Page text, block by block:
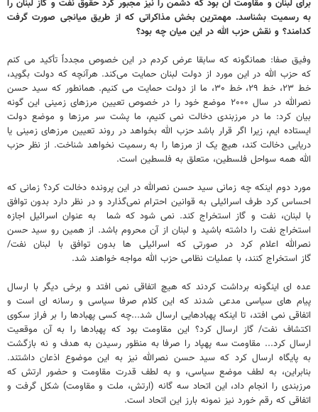
برای لبنان و مقاومت آن بود که دشمن را نیز مجبور کرد حقوق نفت و گاز لبنان را
به رسمیت بشناسد. مهمترین بخش مذاکراتی که از طریق میانجی صورت گرفت
کدامند؟ و نقش حزب الله در این میان چه بود؟
وفیق صفا: همانگونه که سابقا عرض کردم در این خصوص مجدداً تأکید می کنم
که حزب الله در این مورد از دولت لبنان حمایت می‌کند. هرآنچه که دولت بگوید،
خط ۲۳، خط ۲۹، خط ۳۰، ما از دولت حمایت می کنیم. همانطور که سید حسن
نصرالله در سال ۲۰۰۰ موضع خود را در خصوص تعیین مرزهای زمینی این گونه
بیان کرد: ما در مرزبندی دخالت نمی کنیم، ما پشت سر مرزها و موضع دولت
ایستاده ایم، زیرا اگر قرار باشد حزب الله بخواهد در روند تعیین مرزهای زمینی یا
دریایی دخالت کند، هیچ یک از مرزها را به رسمیت نخواهد شناخت. از نظر حزب
الله همه سواحل فلسطین، متعلق به فلسطین است.
مورد دوم اینکه چه زمانی سید حسن نصرالله در این پرونده دخالت کرد؟ زمانی که
احساس کرد طرف اسرائیلی به قوانین احترام نمی‌گذارد و در نظر دارد بدون توافق
با لبنان، نفت و گاز استخراج کند. نمی شود که شما به عنوان اسرائیل اجازه
استخراج نفت را داشته باشید و لبنان از آن محروم باشد. از همین رو سید حسن
نصرالله اعلام کرد در صورتی که اسرائیلی ها بدون توافق با لبنان نفت/
گاز استخراج کنند، با عملیات نظامی حزب الله مواجه خواهند شد.
عده ای اینگونه برداشت کردند که هیچ اتفاقی نمی افتد و برخی دیگر با ارسال
پیام های سیاسی مدعی شدند که این کلام صرفا سیاسی و رسانه ای است و
اتفاقی نمی افتد، تا اینکه پهبادهایی ارسال شد...چه کسی پهبادها را بر فراز سکوی
اکتشاف نفت/ گاز ارسال کرد؟ این مقاومت بود که پهبادها را به آن موقعیت
ارسال کرد... مقاومت سه پهپاد را صرفا به منظور رسیدن به هدف و نه بازگشت
به پایگاه ارسال کرد که سید حسن نصرالله نیز به این موضوع اذعان داشتند.
بنابراین، به لطف موضع سیاسی، و به لطف قدرت مقاومت و حضور ارتش که
مرزبندی را انجام داد، این اتحاد سه گانه (ارتش، ملت و مقاومت) شکل گرفت و
اتفاقی که رقم خورد نیز نمونه بارز این اتحاد است.